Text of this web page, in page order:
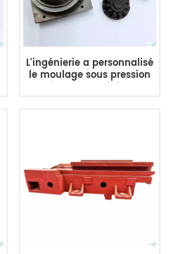
L'ingénierie a personnalisé
le moulage sous pression